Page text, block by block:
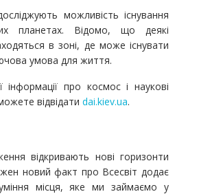
можливість існування
планетах. Відомо, що деякі
в зоні, де може існувати
умова для життя.
інформації про космос і наукові
відвідати dai.kiev.ua.
відкривають нові горизонти
новий факт про Всесвіт додає
місця, яке ми займаємо у